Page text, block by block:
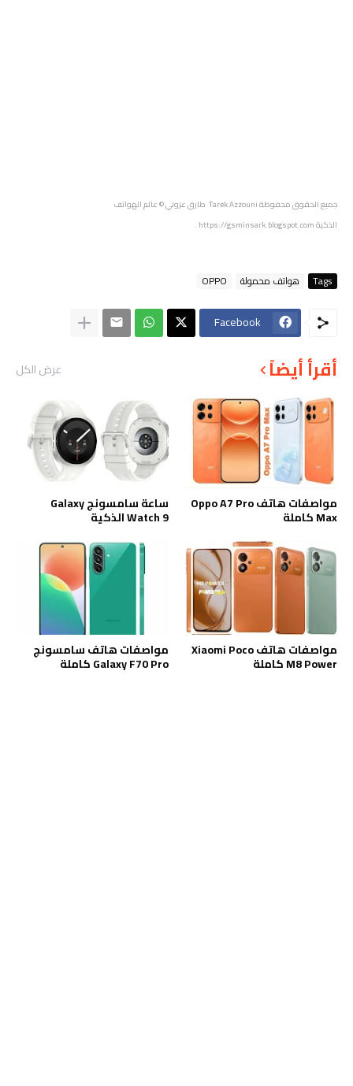
جميع الحقوق محفوظةTarek Azzouni طارق عزوني
© عالم الهواتف
الذكيةhttps://gsminsark.blogspot.com
.
Tags هواتف محمولة OPPO
Facebook
أقرأ أيضاً عرض الكل
مواصفات هاتف Oppo A7 Pro
Max كاملة
ساعة سامسونج Galaxy
Watch 9 الذكية
مواصفات هاتف Xiaomi Poco
M8 Power كاملة
مواصفات هاتف سامسونج
Galaxy F70 Pro كاملة